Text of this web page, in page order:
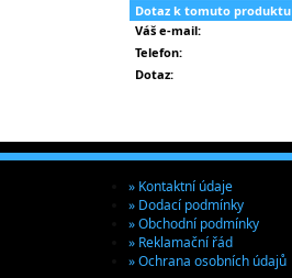
Dotaz k tomuto produktu
Váš e-mail:
Telefon:
Dotaz:
» Kontaktní údaje
» Dodací podmínky
» Obchodní podmínky
» Reklamační řád
» Ochrana osobních údajů